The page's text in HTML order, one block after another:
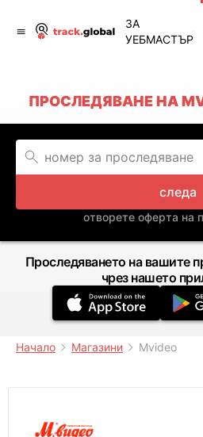
ЗА
УЕБМАСТЪР
ПРОСЛЕДЯВАНЕ НА
следа
отворете оферта на
Проследяването на вашите
чрез нашето
Начало Магазини Mvideo